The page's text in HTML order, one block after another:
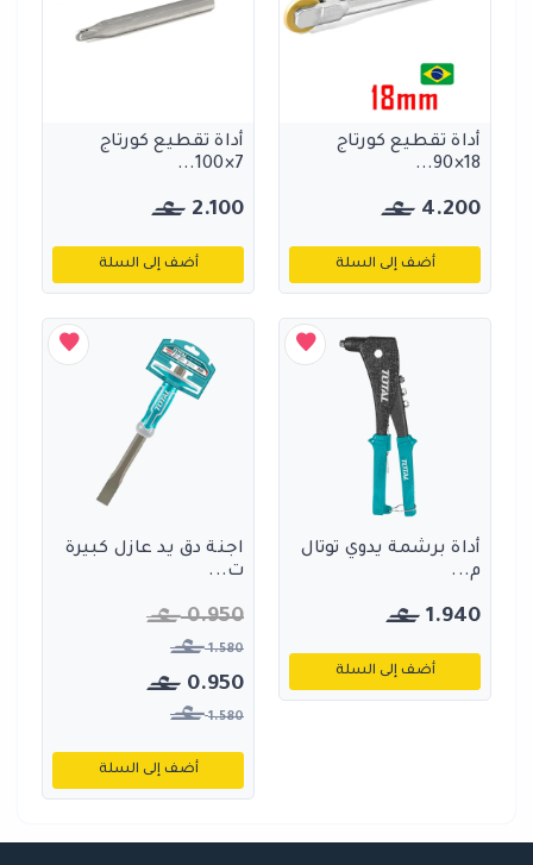
أداة تقطيع كورتاج
18×90...
4.200
أضف إلى السلة
أداة تقطيع كورتاج
7×100...
2.100
أضف إلى السلة
أداة برشمة يدوي توتال
م...
1.940
أضف إلى السلة
اجنة دق يد عازل كبيرة
ت...
0.950
1.580
0.950
1.580
أضف إلى السلة